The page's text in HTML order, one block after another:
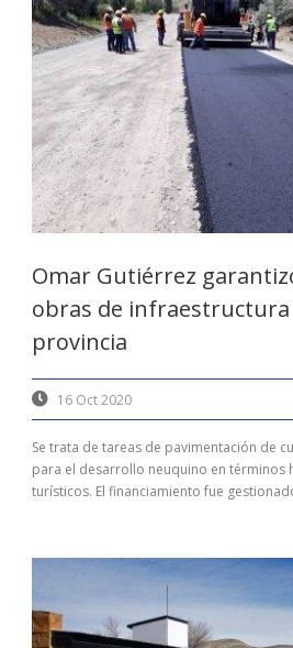
Omar Gutiérrez
obras de infraestructura
provincia
16 Oct 2020
Se trata de tareas de pavimentación de
para el desarrollo neuquino en términos
turísticos. El financiamiento fue